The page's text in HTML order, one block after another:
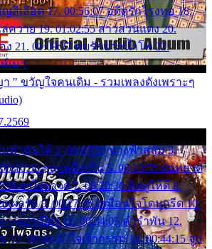
ญสีเลือด 17. 00:56:07 อดีตรักโรงทอ 18.
ล่ควาย 19. 01:02:55 สาวสวนแตง 20.
ง 21. 01:09:27 พบรักปากน้ำโพ 22.
เมา
" ขวัญใจคนเดิม - รวมเพลงดังเพราะๆ
มทำฉันได้ 2. 00:03:20 นางฟ้าสลัม 3.
บุญเหลือเกิน 5. 00:13:58 ฝนหยาด
ยาใจยาจก 7. 00:20:30 คิดดูให้ดี 8.
แผลรัก 9. 00:27:35 เหมือนใจโดนกรีด 10.
ารเปาเปียว 11. 00:34:05 คำรำพัน 12.
13. 00:40:37 ใจเจ้ากรรม 14. 00:44:15 จูบ